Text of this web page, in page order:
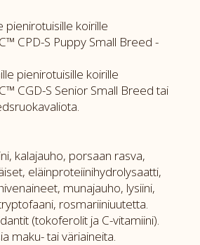
pienirotuisille koirille
CPD-S Puppy Small Breed -
pienirotuisille koirille
CGD-S Senior Small Breed tai
kalajauho, porsaan rasva,
eläinproteiinihydrolysaatti,
munajauho, lysiini,
rosmariiniuutetta.
(tokoferolit ja C-vitamiini).
maku- tai väriaineita.